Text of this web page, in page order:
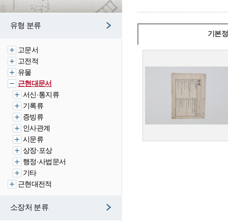
유형 분류
고문서
고전적
유물
근현대문서
서신·통지류
기록류
증빙류
인사관계
시문류
상장·포상
행정·사법문서
기타
근현대전적
소장처 분류
기본